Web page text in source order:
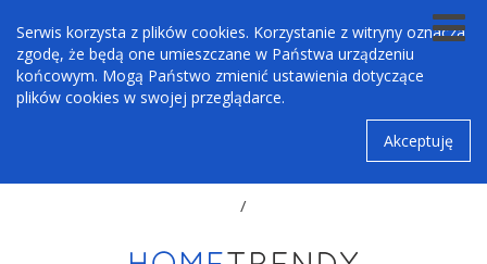
Serwis korzysta z plików cookies. Korzystanie z witryny oznacza
zgodę, że będą one umieszczane w Państwa urządzeniu
końcowym. Mogą Państwo zmienić ustawienia dotyczące
plików cookies w swojej przeglądarce.
Akceptuję
/